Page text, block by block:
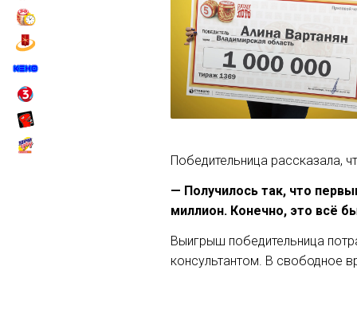
Победительница рассказала,
— Получилось так, что
миллион. Конечно, это всё
Выигрыш победительница
консультантом. В свободное